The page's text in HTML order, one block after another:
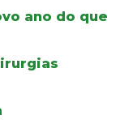
ano do que